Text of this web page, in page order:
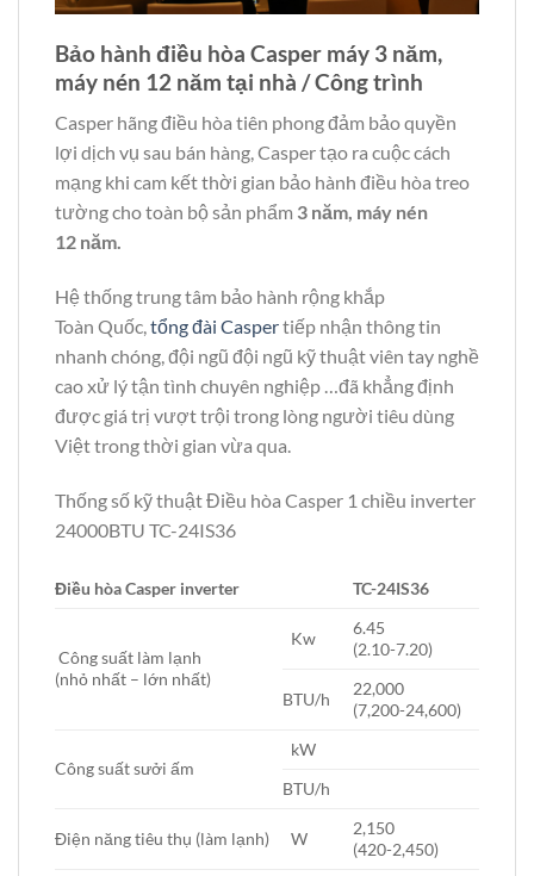
Bảo hành điều hòa Casper máy 3 năm,
máy nén 12 năm tại nhà / Công trình
Casper hãng điều hòa tiên phong đảm bảo quyền
lợi dịch vụ sau bán hàng, Casper tạo ra cuộc cách
mạng khi cam kết thời gian bảo hành điều hòa treo
tường cho toàn bộ sản phẩm 3 năm, máy nén
12 năm.
Hệ thống trung tâm bảo hành rộng khắp
Toàn Quốc,tổng đài Caspertiếp nhận thông tin
nhanh chóng, đội ngũ đội ngũ kỹ thuật viên tay nghề
cao xử lý tận tình chuyên nghiệp …đã khẳng định
được giá trị vượt trội trong lòng người tiêu dùng
Việt trong thời gian vừa qua.
Thống số kỹ thuật Điều hòa Casper 1 chiều inverter
24000BTU TC-24IS36
Điều hòa Casper inverter TC-24IS36
Công suất làm lạnh
(nhỏ nhất – lớn nhất)
Kw
6.45
(2.10-7.20)
BTU/h
22,000
(7,200-24,600)
Công suất sưởi ấm
kW
BTU/h
Điện năng tiêu thụ (làm lạnh) W
2,150
(420-2,450)